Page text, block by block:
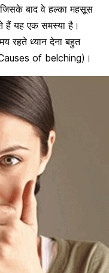
बाद वे हल्का महसूस
यह एक समस्या है।
रहते ध्यान देना बहुत
of belching)।